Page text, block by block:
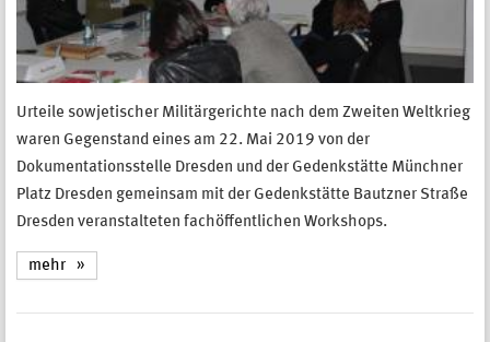
Urteile sowjetischer Militärgerichte nach dem Zweiten Weltkrieg
waren Gegenstand eines am 22. Mai 2019 von der
Dokumentationsstelle Dresden und der Gedenkstätte Münchner
Platz Dresden gemeinsam mit der Gedenkstätte Bautzner Straße
Dresden veranstalteten fachöffentlichen Workshops.
mehr